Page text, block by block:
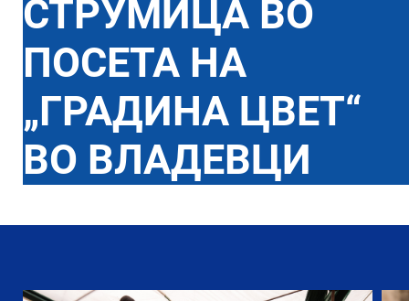
СТРУМИЦА ВО
ПОСЕТА НА
„ГРАДИНА ЦВЕТ“
ВО ВЛАДЕВЦИ